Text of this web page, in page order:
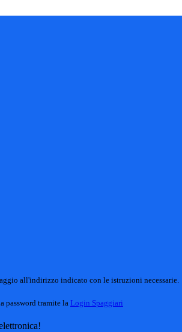
all'indirizzo indicato con le istruzioni necessarie.
password tramite la Login Spaggiari